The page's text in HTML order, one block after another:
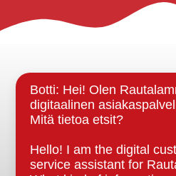
Päätöksenteko ja
esityslistat & pöytäkirjat